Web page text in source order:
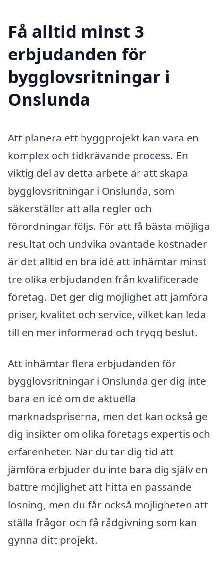
Få alltid minst 3
erbjudanden för
bygglovsritningar i
Onslunda
Att planera ett byggprojekt kan vara en
komplex och tidkrävande process. En
viktig del av detta arbete är att skapa
bygglovsritningar i Onslunda, som
säkerställer att alla regler och
förordningar följs. För att få bästa möjliga
resultat och undvika oväntade kostnader
är det alltid en bra idé att inhämtar minst
tre olika erbjudanden från kvalificerade
företag. Det ger dig möjlighet att jämföra
priser, kvalitet och service, vilket kan leda
till en mer informerad och trygg beslut.
Att inhämtar flera erbjudanden för
bygglovsritningar i Onslunda ger dig inte
bara en idé om de aktuella
marknadspriserna, men det kan också ge
dig insikter om olika företags expertis och
erfarenheter. När du tar dig tid att
jämföra erbjuder du inte bara dig själv en
bättre möjlighet att hitta en passande
lösning, men du får också möjligheten att
ställa frågor och få rådgivning som kan
gynna ditt projekt.